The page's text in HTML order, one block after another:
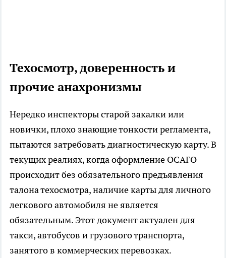
Техосмотр, доверенность и
прочие анахронизмы
Нередко инспекторы старой закалки или
новички, плохо знающие тонкости регламента,
пытаются затребовать диагностическую карту. В
текущих реалиях, когда оформление ОСАГО
происходит без обязательного предъявления
талона техосмотра, наличие карты для личного
легкового автомобиля не является
обязательным. Этот документ актуален для
такси, автобусов и грузового транспорта,
занятого в коммерческих перевозках.